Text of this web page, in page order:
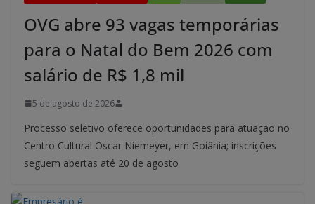
OVG abre 93 vagas temporárias
para o Natal do Bem 2026 com
salário de R$ 1,8 mil
5 de agosto de 2026
Processo seletivo oferece oportunidades para atuação no
Centro Cultural Oscar Niemeyer, em Goiânia; inscrições
seguem abertas até 20 de agosto